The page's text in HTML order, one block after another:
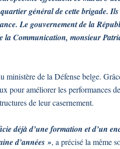
général de cette brigade.
Le gouvernement de la
la Communication, monsieur
ministère de la Défense belge.
pour améliorer les performances
de leur casernement.
déjà d’une formation et d’un
d’années », a précisé la même